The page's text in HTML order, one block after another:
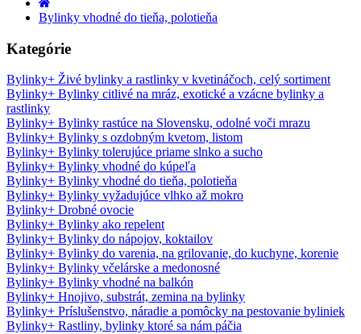
Bylinky vhodné do tieňa, polotieňa
Kategórie
Bylinky+ Živé bylinky a rastlinky v kvetináčoch, celý sortiment
Bylinky+ Bylinky citlivé na mráz, exotické a vzácne bylinky a
rastlinky
Bylinky+ Bylinky rastúce na Slovensku, odolné voči mrazu
Bylinky+ Bylinky s ozdobným kvetom, listom
Bylinky+ Bylinky tolerujúce priame slnko a sucho
Bylinky+ Bylinky vhodné do kúpeľa
Bylinky+ Bylinky vhodné do tieňa, polotieňa
Bylinky+ Bylinky vyžadujúce vlhko až mokro
Bylinky+ Drobné ovocie
Bylinky+ Bylinky ako repelent
Bylinky+ Bylinky do nápojov, koktailov
Bylinky+ Bylinky do varenia, na grilovanie, do kuchyne, korenie
Bylinky+ Bylinky včelárske a medonosné
Bylinky+ Bylinky vhodné na balkón
Bylinky+ Hnojivo, substrát, zemina na bylinky
Bylinky+ Príslušenstvo, náradie a pomôcky na pestovanie byliniek
Bylinky+ Rastliny, bylinky ktoré sa nám páčia